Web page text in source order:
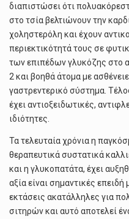
διαπιστώσει ότι
στο τσία βελτιώνουν την
χοληστερόλη και έχουν
περιεκτικότητά τους σε
των επιπέδων γλυκόζης στο
2 και βοηθά άτομα με
γαστρεντερικό σύστημα.
έχει αντιοξειδωτικές,
ιδιότητες.
Τα τελευταία χρόνια η
θεραπευτικά συστατικά
και η γλυκοπατάτα, έχει
αξία είναι σημαντικές
εκτάσεις ακατάλληλες για
σιτηρών και αυτό αποτελεί